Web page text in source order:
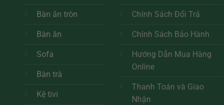
thể
chọn
trang
sản
thể
chọn
trang
Bàn ăn tròn
Bàn ăn
Sofa
Bàn trà
Kệ tivi
Chính Sách Đổi Trả
Chính Sách Bảo Hành
Hướng Dẫn Mua Hàng
Online
Thanh Toán và Giao
Nhận